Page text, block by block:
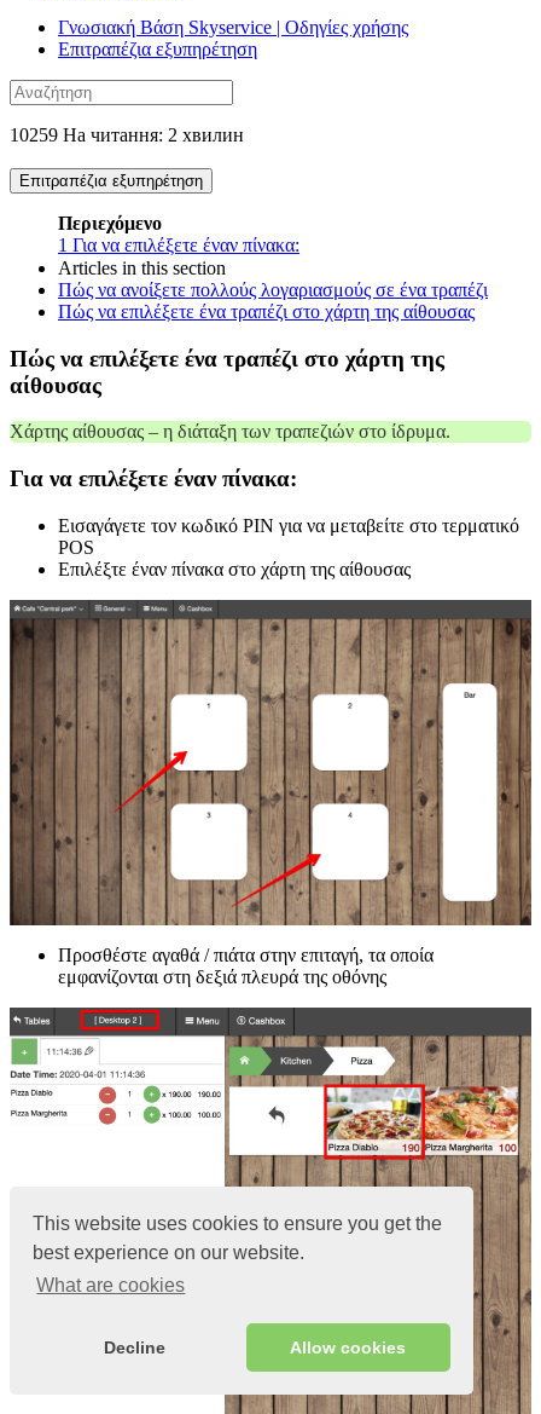
This website uses cookies to ensure you get the
best experience on our website.
What are cookies
Decline Allow cookies
Γνωσιακή Βάση Skyservice | Οδηγίες χρήσης
Επιτραπέζια εξυπηρέτηση
10259 На читання: 2 хвилин
Επιτραπέζια εξυπηρέτηση
Περιεχόμενο
1 Για να επιλέξετε έναν πίνακα:
Articles in this section
Πώς να ανοίξετε πολλούς λογαριασμούς σε ένα τραπέζι
Πώς να επιλέξετε ένα τραπέζι στο χάρτη της αίθουσας
Πώς να επιλέξετε ένα τραπέζι στο χάρτη της
αίθουσας
Χάρτης αίθουσας – η διάταξη των τραπεζιών στο ίδρυμα.
Για να επιλέξετε έναν πίνακα:
Εισαγάγετε τον κωδικό PIN για να μεταβείτε στο τερματικό
POS
Επιλέξτε έναν πίνακα στο χάρτη της αίθουσας
Προσθέστε αγαθά / πιάτα στην επιταγή, τα οποία
εμφανίζονται στη δεξιά πλευρά της οθόνης